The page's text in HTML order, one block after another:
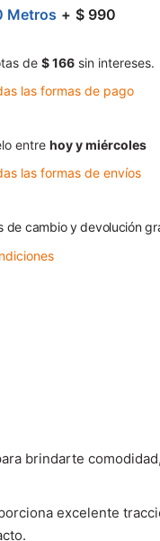
Metros $ 990
de $ 166 sin intereses.
las formas de pago
entre hoy y miércoles
las formas de envíos
de cambio y devolución
brindarte
excelente